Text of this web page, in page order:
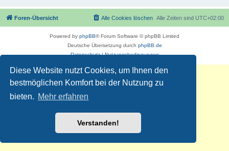
Diese Website nutzt Cookies, um Ihnen den
bestmöglichen Komfort bei der Nutzung zu
bieten. Mehr erfahren
Verstanden!
Foren-Übersicht Alle Zeiten sind UTC+02:00
Alle Cookies löschen
Powered by phpBB® Forum Software © phpBB Limited
Deutsche Übersetzung durch phpBB.de
Datenschutz|Nutzungsbedingungen